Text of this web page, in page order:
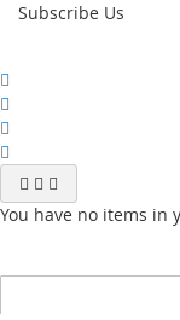
Subscribe Us
You have no items in